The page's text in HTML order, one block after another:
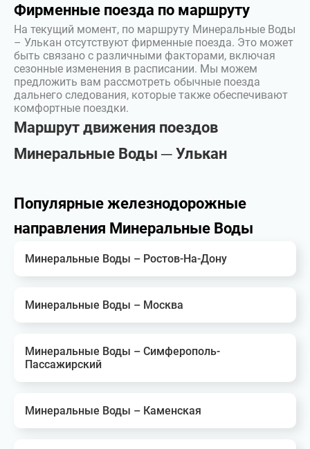
Фирменные поезда по маршруту
На текущий момент, по маршруту Минеральные Воды
– Улькан отсутствуют фирменные поезда. Это может
быть связано с различными факторами, включая
сезонные изменения в расписании. Мы можем
предложить вам рассмотреть обычные поезда
дальнего следования, которые также обеспечивают
комфортные поездки.
Маршрут движения поездов
Минеральные Воды ─ Улькан
Популярные железнодорожные
направления Минеральные Воды
Минеральные Воды – Ростов-На-Дону
Минеральные Воды – Москва
Минеральные Воды – Симферополь-
Пассажирский
Минеральные Воды – Каменская